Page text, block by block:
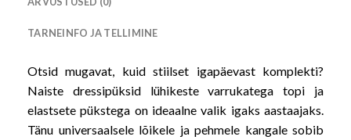
TARNEINFO JA TELLIMINE
Otsid mugavat, kuid stiilset igapäevast komplekti?
Naiste dressipüksid lühikeste varrukatega topi ja
elastsete pükstega on ideaalne valik igaks aastaajaks.
Tänu universaalsele lõikele ja pehmele kangale sobib